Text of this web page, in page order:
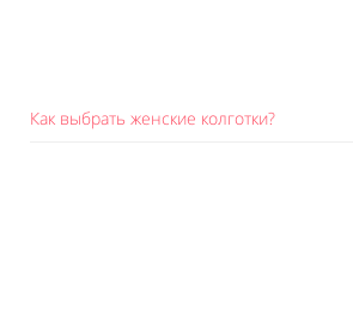
Как выбрать женские колготки?